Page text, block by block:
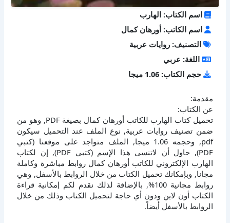
اسم الكتاب: الهارب
اسم الكاتب: أورهان كمال
التصنيف: روايات عربية
اللغة: عربي
حجم الكتاب: 1.06 ميجا
مقدمة:
عن الكتاب:
تحميل كتاب الهارب للكاتب أورهان كمال بصيغة PDF, وهو من
ضمن تصنيف روايات عربية, نوع الملف عند التحميل سيكون
pdf, وحجمه 1.06 ميجا, الملف متواجد على موقعنا (كتبي
PDF), حاول أن لاتنسى هذا الإسم (كتبي PDF), إن لكتاب
الهارب الإلكتروني للكاتب أورهان كمال روابط مباشرة وكاملة
مجانا, وبإمكانك تحميل الكتاب من خلال الروابط بالأسفل, وهي
روابط مجانية 100%, بالإضافة لذلك نقدم لكم إمكانية قراءة
الكتاب أون لاين ودون أي حاجة لتحميل الكتاب وذلك من خلال
الروابط بالأسفل أيضاً.